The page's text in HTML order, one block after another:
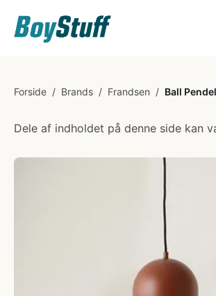
Forside / Brands / Frandsen / Ball
Dele af indholdet på denne side kan